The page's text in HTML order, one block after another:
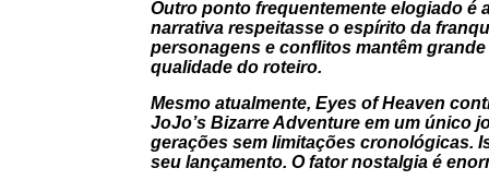
Outro ponto frequentemente elogiado é
narrativa respeitasse o espírito da
personagens e conflitos mantêm
qualidade do roteiro.
Mesmo atualmente, Eyes of Heaven
JoJo’s Bizarre Adventure em um único
gerações sem limitações cronológicas.
seu lançamento. O fator nostalgia é